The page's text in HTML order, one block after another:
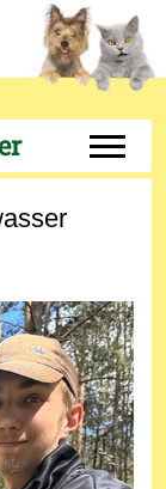
Off-